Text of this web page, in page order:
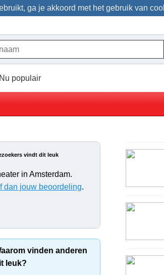
ga je akkoord met het gebruik van
Nu populair
vindt dit leuk
in Amsterdam.
dan jouw beoordeling.
vinden anderen
leuk?